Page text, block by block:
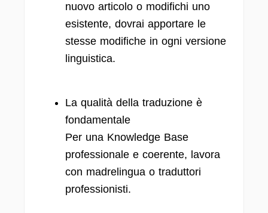
nuovo articolo o modifichi uno
esistente, dovrai apportare le
stesse modifiche in ogni versione
linguistica.
La qualità della traduzione è
fondamentale
Per una Knowledge Base
professionale e coerente, lavora
con madrelingua o traduttori
professionisti.